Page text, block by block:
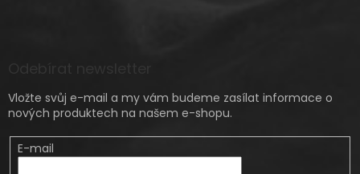
Vložte svůj e-mail a my vám budeme zasílat informace o
nových produktech na našem e-shopu.
E-mail